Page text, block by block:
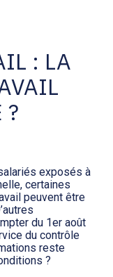
: LA
?
exposés à
certaines
peuvent être
du 1er août
du contrôle
reste
?